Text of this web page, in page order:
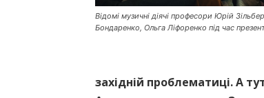
Відомі музичні діячі професори Юрій
Бондаренко, Ольга Ліфоренко під час
західній проблематиці. А